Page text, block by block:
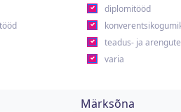
diplomitööd
teadus- ja
varia
Märksõna